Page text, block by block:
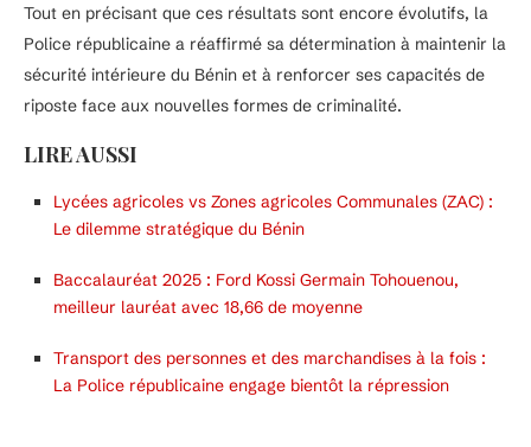
Tout en précisant que ces résultats sont encore évolutifs, la
Police républicaine a réaffirmé sa détermination à maintenir la
sécurité intérieure du Bénin et à renforcer ses capacités de
riposte face aux nouvelles formes de criminalité.
LIRE AUSSI
Lycées agricoles vs Zones agricoles Communales (ZAC) :
Le dilemme stratégique du Bénin
Baccalauréat 2025 : Ford Kossi Germain Tohouenou,
meilleur lauréat avec 18,66 de moyenne
Transport des personnes et des marchandises à la fois :
La Police républicaine engage bientôt la répression